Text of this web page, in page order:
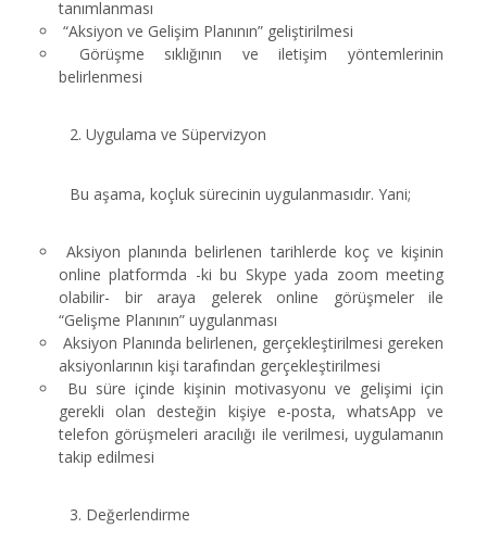
tanımlanması
“Aksiyon ve Gelişim Planının” geliştirilmesi
Görüşme sıklığının ve iletişim yöntemlerinin
belirlenmesi
2. Uygulama ve Süpervizyon
Bu aşama, koçluk sürecinin uygulanmasıdır. Yani;
Aksiyon planında belirlenen tarihlerde koç ve kişinin
online platformda -ki bu Skype yada zoom meeting
olabilir- bir araya gelerek online görüşmeler ile
“Gelişme Planının” uygulanması
Aksiyon Planında belirlenen, gerçekleştirilmesi gereken
aksiyonlarının kişi tarafından gerçekleştirilmesi
Bu süre içinde kişinin motivasyonu ve gelişimi için
gerekli olan desteğin kişiye e-posta, whatsApp ve
telefon görüşmeleri aracılığı ile verilmesi, uygulamanın
takip edilmesi
3. Değerlendirme